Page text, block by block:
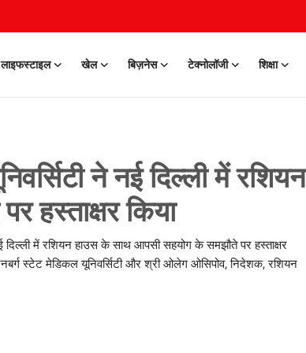
लाइफस्टाइल खेल बिज़नेस टेक्नोलॉजी शिक्षा
ने नई दिल्ली में रशियन
हस्ताक्षर किया
में रशियन हाउस के साथ आपसी सहयोग के समझौते पर हस्ताक्षर
स्टेट मेडिकल यूनिवर्सिटी और श्री ओलेग ओसिपोव, निदेशक, रशियन
2026